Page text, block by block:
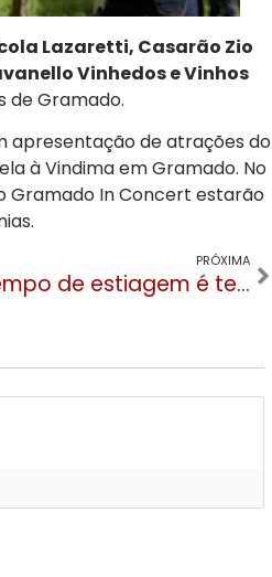
Lazaretti, Casarão Zio
Vinhedos e Vinhos
de Gramado.
apresentação de atrações do
à Vindima em Gramado. No
Gramado In Concert estarão
PRÓXIMA
Paty Viale: Tempo de estiagem é tempo de rever o uso da água